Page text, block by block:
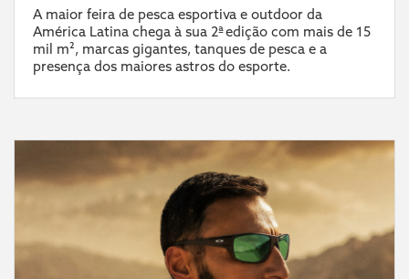
A maior feira de pesca esportiva e outdoor da
América Latina chega à sua 2ª edição com mais de 15
mil m², marcas gigantes, tanques de pesca e a
presença dos maiores astros do esporte.